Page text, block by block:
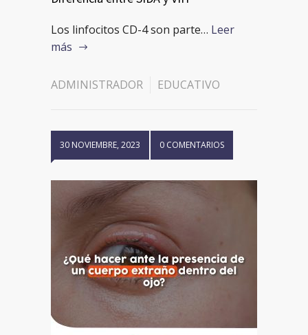
Los linfocitos CD-4 son parte… Leer
más
ADMINISTRADOR EDUCATIVO
30 NOVIEMBRE, 2023 0 COMENTARIOS